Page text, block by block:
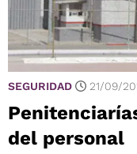
SEGURIDAD 21/09/
del personal